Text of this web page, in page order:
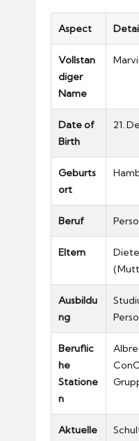
Aspect
Vollstan
diger
Name
Date of
Birth
21.
Geburts
ort
Beruf
Eltern
Ausbildu
ng
Beruflic
he
Statione
n
Aktuelle